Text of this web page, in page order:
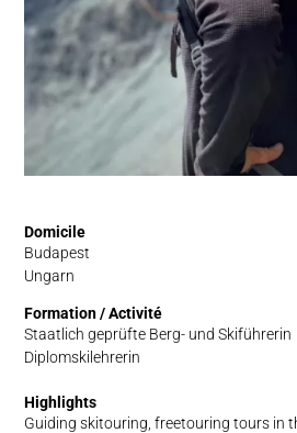
Domicile
Budapest
Ungarn
Formation / Activité
Staatlich geprüfte Berg- und Skiführerin
Diplomskilehrerin
Highlights
Guiding skitouring, freetouring tours in